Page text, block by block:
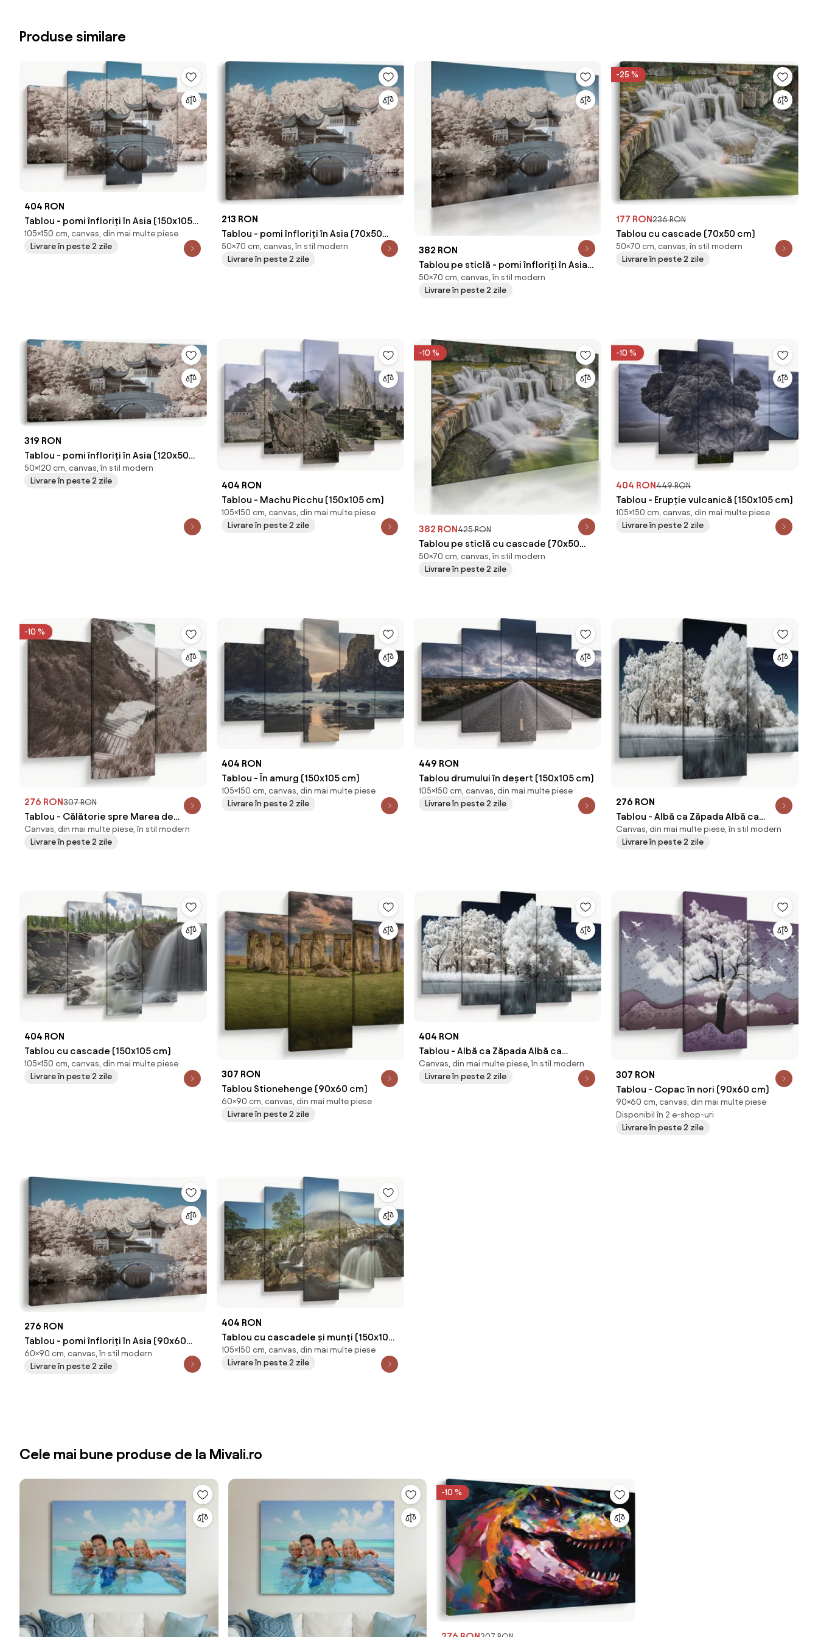
Produse similare
404 RON
Tablou - pomi înfloriți în Asia (150x105
cm)
105×150 cm, canvas, din mai multe piese
Livrare în peste 2 zile
213 RON
Tablou - pomi înfloriți în Asia (70x50
cm)
50×70 cm, canvas, în stil modern
Livrare în peste 2 zile
382 RON
Tablou pe sticlă - pomi înfloriți în Asia
(70x50 cm)
50×70 cm, canvas, în stil modern
Livrare în peste 2 zile
-25 %
177 RON236 RON
Tablou cu cascade (70x50 cm)
50×70 cm, canvas, în stil modern
Livrare în peste 2 zile
319 RON
Tablou - pomi înfloriți în Asia (120x50
cm)
50×120 cm, canvas, în stil modern
Livrare în peste 2 zile
404 RON
Tablou - Machu Picchu (150x105 cm)
105×150 cm, canvas, din mai multe piese
Livrare în peste 2 zile
-10 %
382 RON425 RON
Tablou pe sticlă cu cascade (70x50
cm)
50×70 cm, canvas, în stil modern
Livrare în peste 2 zile
-10 %
404 RON449 RON
Tablou - Erupție vulcanică (150x105 cm)
105×150 cm, canvas, din mai multe piese
Livrare în peste 2 zile
-10 %
276 RON307 RON
Tablou - Călătorie spre Marea de
Smarald (90x60 cm)
Canvas, din mai multe piese, în stil modern
Livrare în peste 2 zile
404 RON
Tablou - În amurg (150x105 cm)
105×150 cm, canvas, din mai multe piese
Livrare în peste 2 zile
449 RON
Tablou drumului în deșert (150x105 cm)
105×150 cm, canvas, din mai multe piese
Livrare în peste 2 zile
276 RON
Tablou - Albă ca Zăpada Albă ca
Zăpada Copaci (90x60 cm)
Canvas, din mai multe piese, în stil modern
Livrare în peste 2 zile
404 RON
Tablou cu cascade (150x105 cm)
105×150 cm, canvas, din mai multe piese
Livrare în peste 2 zile
307 RON
Tablou Stionehenge (90x60 cm)
60×90 cm, canvas, din mai multe piese
Livrare în peste 2 zile
404 RON
Tablou - Albă ca Zăpada Albă ca
Zăpada Copaci (150x105 cm)
Canvas, din mai multe piese, în stil modern
Livrare în peste 2 zile
307 RON
Tablou - Copac în nori (90x60 cm)
90×60 cm, canvas, din mai multe piese
Disponibil în 2 e-shop-uri
Livrare în peste 2 zile
276 RON
Tablou - pomi înfloriți în Asia (90x60
cm)
60×90 cm, canvas, în stil modern
Livrare în peste 2 zile
404 RON
Tablou cu cascadele și munți (150x105
cm)
105×150 cm, canvas, din mai multe piese
Livrare în peste 2 zile
Cele mai bune produse de la Mivali.ro
-10 %